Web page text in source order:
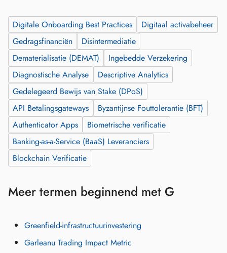
Digitale Onboarding Best Practices
Digitaal activabeheer
Gedragsfinanciën
Disintermediatie
Dematerialisatie (DEMAT)
Ingebedde Verzekering
Diagnostische Analyse
Descriptive Analytics
Gedelegeerd Bewijs van Stake (DPoS)
API Betalingsgateways
Byzantijnse Fouttolerantie (BFT)
Authenticator Apps
Biometrische verificatie
Banking-as-a-Service (BaaS) Leveranciers
Blockchain Verificatie
Meer termen beginnend met G
Greenfield-infrastructuurinvestering
Garleanu Trading Impact Metric